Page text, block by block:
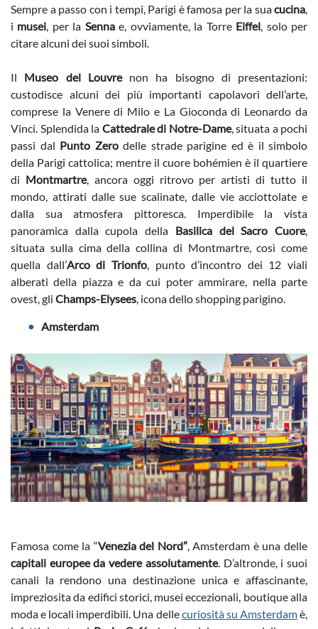
Sempre a passo con i tempi, Parigi è famosa per la suacucina,
i musei, per la Sennae, ovviamente, la TorreEiffel, solo per
citare alcuni dei suoi simboli.
Il Museo del Louvrenon ha bisogno di presentazioni:
custodisce alcuni dei più importanti capolavori dell’arte,
comprese la Venere di Milo e La Gioconda di Leonardo da
Vinci. Splendida la Cattedrale di Notre-Dame, situata a pochi
passi dal Punto Zerodelle strade parigine ed è il simbolo
della Parigi cattolica; mentre il cuore bohémien è il quartiere
di Montmartre, ancora oggi ritrovo per artisti di tutto il
mondo, attirati dalle sue scalinate, dalle vie acciottolate e
dalla sua atmosfera pittoresca. Imperdibile la vista
panoramica dalla cupola della Basilica del Sacro Cuore,
situata sulla cima della collina di Montmartre, così come
quella dall’Arco di Trionfo, punto d’incontro dei 12 viali
alberati della piazza e da cui poter ammirare, nella parte
ovest, gli Champs-Elysees, icona dello shopping parigino.
Amsterdam
Famosa come la “Venezia del Nord”, Amsterdam è una delle
capitali europee da vedere assolutamente. D’altronde, i suoi
canali la rendono una destinazione unica e affascinante,
impreziosita da edifici storici, musei eccezionali, boutique alla
moda e locali imperdibili. Una dellecuriosità su Amsterdamè,